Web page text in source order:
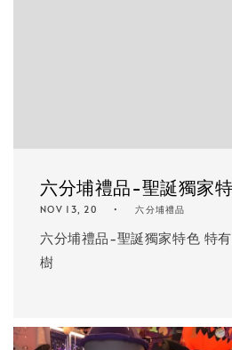
六分埔禮品-聖誕獨家
NOV 13, 20 六分埔禮品
六分埔禮品-聖誕獨家特色 特
樹